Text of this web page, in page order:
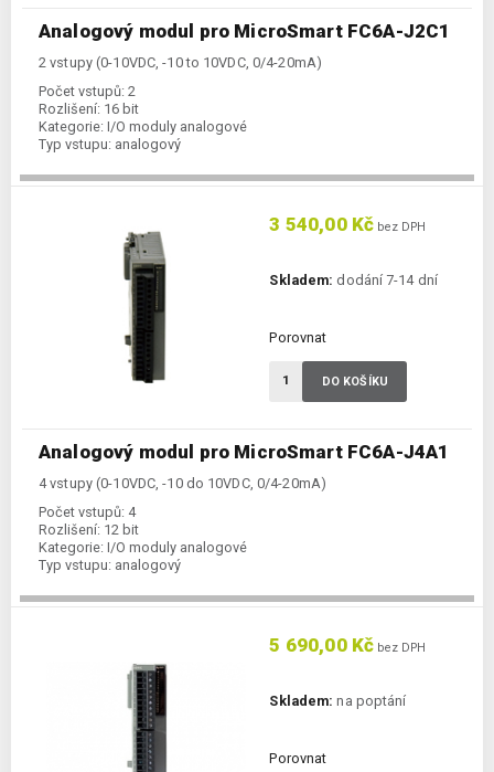
Analogový modul pro MicroSmart FC6A-J2C1
2 vstupy (0-10VDC, -10 to 10VDC, 0/4-20mA)
Počet vstupů: 2
Rozlišení: 16 bit
Kategorie: I/O moduly analogové
Typ vstupu: analogový
Analogový modul pro MicroSmart FC6A-J4A1
4 vstupy (0-10VDC, -10 do 10VDC, 0/4-20mA)
Počet vstupů: 4
Rozlišení: 12 bit
Kategorie: I/O moduly analogové
Typ vstupu: analogový
3 540,00 Kč bez DPH
Skladem: dodání 7-14 dní
Porovnat
DO KOŠÍKU
5 690,00 Kč bez DPH
Skladem: na poptání
Porovnat